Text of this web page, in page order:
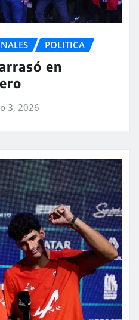
POLITICA
en
3, 2026